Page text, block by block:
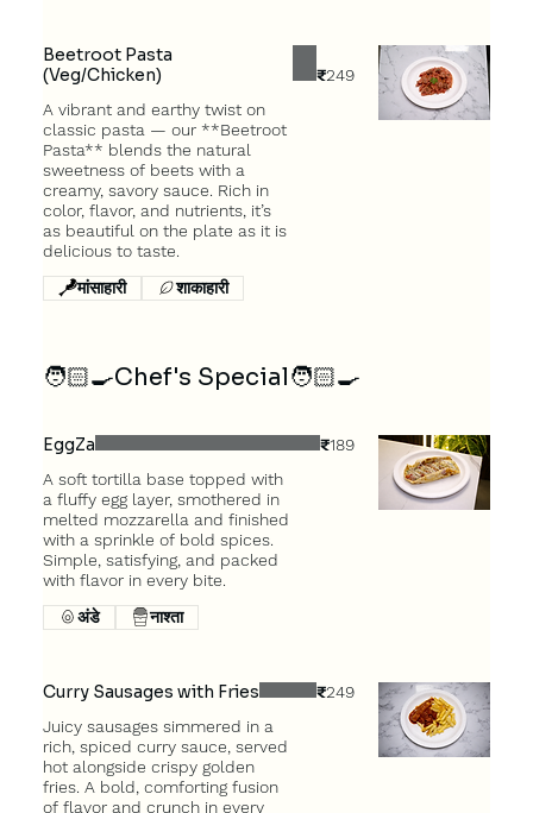
Beetroot Pasta
(Veg/Chicken)
A vibrant and earthy twist on
classic pasta — our **Beetroot
Pasta** blends the natural
sweetness of beets with a
creamy, savory sauce. Rich in
color, flavor, and nutrients, it’s
as beautiful on the plate as it is
delicious to taste.
₹249
मांसाहारी शाकाहारी
🧑🏻‍🍳Chef's Special🧑🏻‍🍳
EggZa
A soft tortilla base topped with
a fluffy egg layer, smothered in
melted mozzarella and finished
with a sprinkle of bold spices.
Simple, satisfying, and packed
with flavor in every bite.
₹189
अंडे नाश्ता
Curry Sausages with Fries
Juicy sausages simmered in a
rich, spiced curry sauce, served
hot alongside crispy golden
fries. A bold, comforting fusion
of flavor and crunch in every
₹249